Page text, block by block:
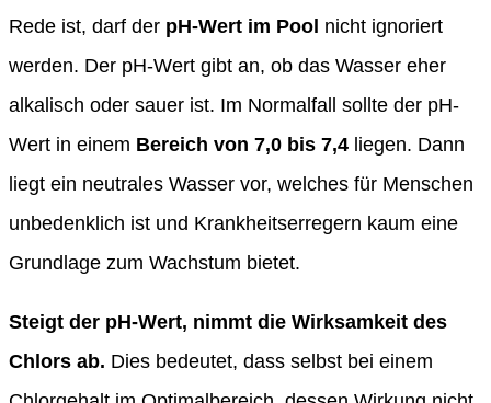
Rede ist, darf der pH-Wert im Pool nicht ignoriert
werden. Der pH-Wert gibt an, ob das Wasser eher
alkalisch oder sauer ist. Im Normalfall sollte der pH-
Wert in einem Bereich von 7,0 bis 7,4 liegen. Dann
liegt ein neutrales Wasser vor, welches für Menschen
unbedenklich ist und Krankheitserregern kaum eine
Grundlage zum Wachstum bietet.
Steigt der pH-Wert, nimmt die Wirksamkeit des
Chlors ab. Dies bedeutet, dass selbst bei einem